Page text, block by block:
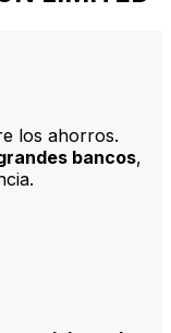
los ahorros.
bancos,